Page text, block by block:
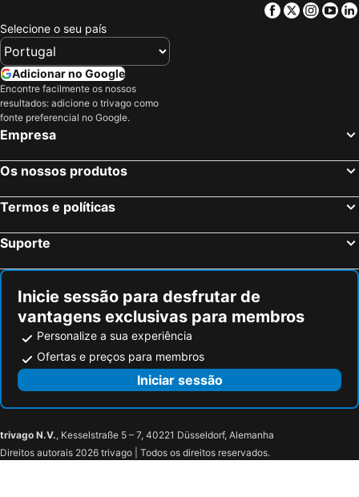
Facebook
Twitter
Selecione o seu país
Adicionar no Google
Encontre facilmente os nossos
resultados: adicione o trivago como
fonte preferencial no Google.
Empresa
Os nossos produtos
Termos e políticas
Suporte
Inicie sessão para desfrutar de
vantagens exclusivas para membros
Personalize a sua experiência
Ofertas e preços para membros
Iniciar sessão
trivago N.V., Kesselstraße 5 – 7, 40221 Düsseldorf, Alemanha
Direitos autorais 2026 trivago | Todos os direitos reservados.